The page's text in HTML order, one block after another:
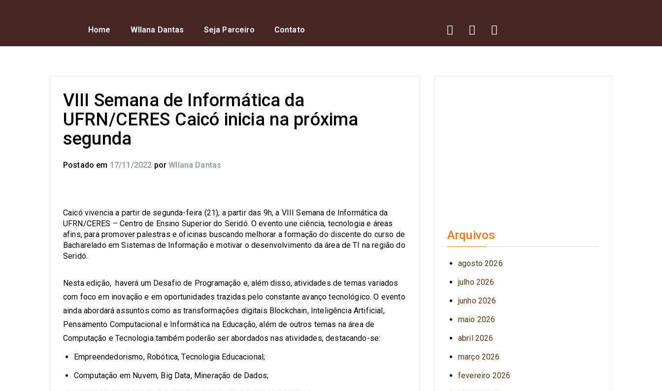
Home Wllana Dantas Seja Parceiro Contato
VIII Semana de Informática da
UFRN/CERES Caicó inicia na próxima
segunda
Postado em 17/11/2022 por Wllana Dantas
Caicó vivencia a partir de segunda-feira (21), a partir das 9h, a VIII Semana de Informática da
UFRN/CERES – Centro de Ensino Superior do Seridó. O evento une ciência, tecnologia e áreas
afins, para promover palestras e oficinas buscando melhorar a formação do discente do curso de
Bacharelado em Sistemas de Informação e motivar o desenvolvimento da área de TI na região do
Seridó.
Nesta edição, haverá um Desafio de Programação e, além disso, atividades de temas variados
com foco em inovação e em oportunidades trazidas pelo constante avanço tecnológico. O evento
ainda abordará assuntos como as transformações digitais Blockchain, Inteligência Artificial,
Pensamento Computacional e Informática na Educação, além de outros temas na área de
Computação e Tecnologia também poderão ser abordados nas atividades, destacando-se:
Empreendedorismo, Robótica, Tecnologia Educacional;
Computação em Nuvem, Big Data, Mineração de Dados;
Arquivos
agosto 2026
julho 2026
junho 2026
maio 2026
abril 2026
março 2026
fevereiro 2026